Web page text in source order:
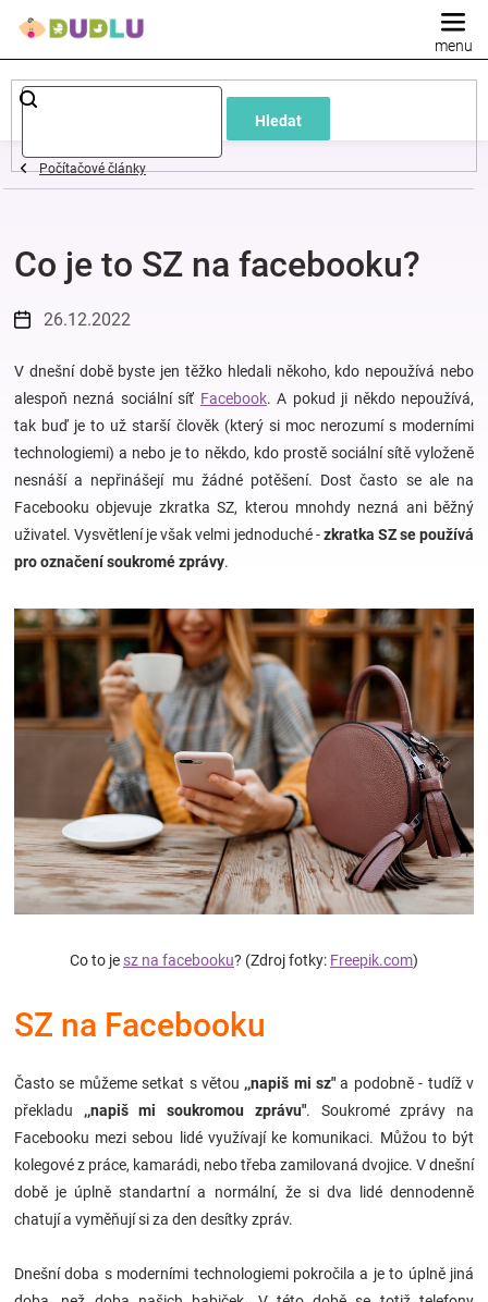
Hledat
Dětské
a
oblečení
Pokojíček
a
kojenecká
výbava
Hračky
zábava
pro
Těhotenské
oblečení
Hračkářství
Přihlášení
Počítačové články
Co je to SZ na facebooku?
26.12.2022
V dnešní době byste jen těžko hledali někoho, kdo nepoužívá nebo
alespoň nezná sociální síť Facebook. A pokud ji někdo nepoužívá,
tak buď je to už starší člověk (který si moc nerozumí s moderními
technologiemi) a nebo je to někdo, kdo prostě sociální sítě vyloženě
nesnáší a nepřinášejí mu žádné potěšení. Dost často se ale na
Facebooku objevuje zkratka SZ, kterou mnohdy nezná ani běžný
uživatel. Vysvětlení je však velmi jednoduché -zkratka SZ se používá
pro označení soukromé zprávy.
Co to je sz na facebooku? (Zdroj fotky: Freepik.com)
SZ na Facebooku
Často se můžeme setkat s větou ,,napiš mi sz" a podobně - tudíž v
překladu ,,napiš mi soukromou zprávu". Soukromé zprávy na
Facebooku mezi sebou lidé využívají ke komunikaci. Můžou to být
kolegové z práce, kamarádi, nebo třeba zamilovaná dvojice. V dnešní
době je úplně standartní a normální, že si dva lidé dennodenně
chatují a vyměňují si za den desítky zpráv.
Dnešní doba s moderními technologiemi pokročila a je to úplně jiná